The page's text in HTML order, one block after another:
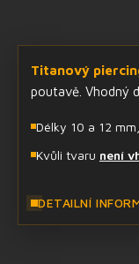
Titanový
poutavě. Vhodný
Délky 10 a 12
Kvůli tvaru není
DETAILNÍ